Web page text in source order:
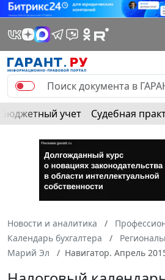
Бюджетный учет Судебная
Новости и аналитика
Календарь бухгалтера
Марий Эл
Навигатор. Апрель